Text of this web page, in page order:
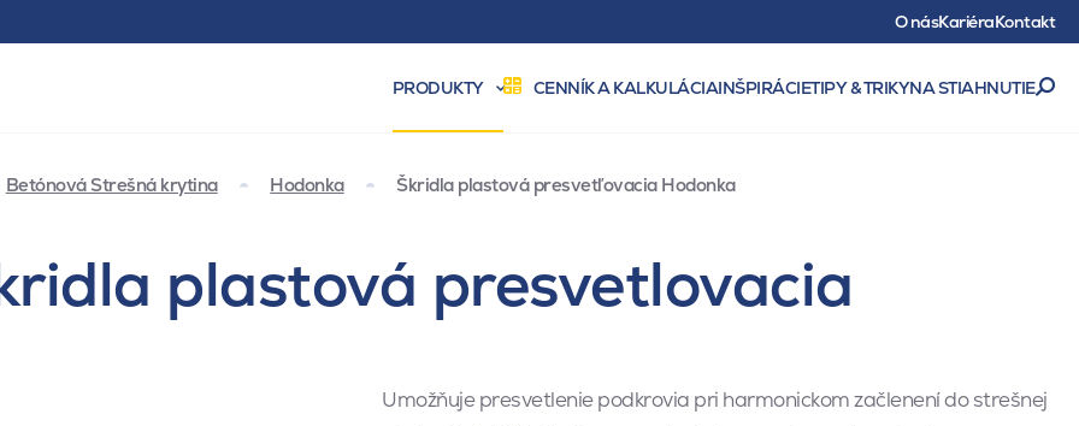
O násKariéraKontakt
PRODUKTY CENNÍK A KALKULÁCIAINŠPIRÁCIETIPY & TRIKYNA STIAHNUTIE
Betónová Strešná krytina Hodonka Škridla plastová presvetľovacia Hodonka
plastová presvetlovacia
Umožňuje presvetlenie podkrovia pri harmonickom začlenení do strešnej